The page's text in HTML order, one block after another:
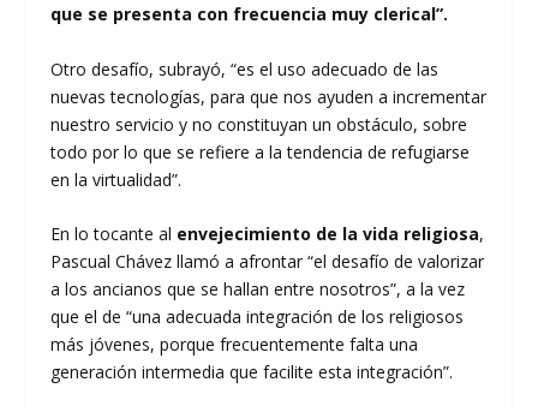
que se presenta con frecuencia muy clerical”.
Otro desafío, subrayó, “es el uso adecuado de las
nuevas tecnologías, para que nos ayuden a incrementar
nuestro servicio y no constituyan un obstáculo, sobre
todo por lo que se refiere a la tendencia de refugiarse
en la virtualidad”.
En lo tocante al envejecimiento de la vida religiosa,
Pascual Chávez llamó a afrontar “el desafío de valorizar
a los ancianos que se hallan entre nosotros”, a la vez
que el de “una adecuada integración de los religiosos
más jóvenes, porque frecuentemente falta una
generación intermedia que facilite esta integración”.